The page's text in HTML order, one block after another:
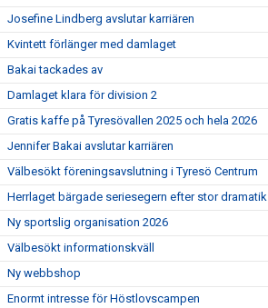
Josefine Lindberg avslutar karriären
Kvintett förlänger med damlaget
Bakai tackades av
Damlaget klara för division 2
Gratis kaffe på Tyresövallen 2025 och hela 2026
Jennifer Bakai avslutar karriären
Välbesökt föreningsavslutning i Tyresö Centrum
Herrlaget bärgade seriesegern efter stor dramatik
Ny sportslig organisation 2026
Välbesökt informationskväll
Ny webbshop
Enormt intresse för Höstlovscampen